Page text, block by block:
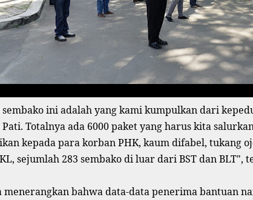
ini adalah yang kami kumpulkan dari
Totalnya ada 6000 paket yang harus kita
kepada para korban PHK, kaum difabel, tukang
sejumlah 283 sembako di luar dari BST dan BLT",
menerangkan bahwa data-data penerima bantuan